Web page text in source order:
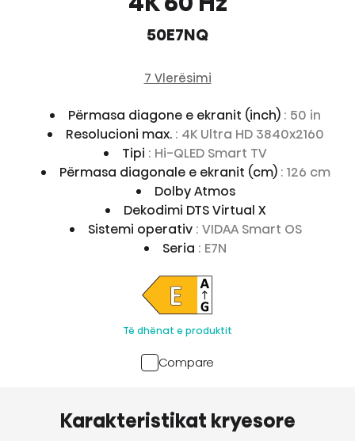
50E7NQ
7 Vlerësimi
Përmasa diagone e ekranit (inch) : 50 in
Resolucioni max. : 4K Ultra HD 3840x2160
Tipi : Hi-QLED Smart TV
Përmasa diagonale e ekranit (cm) : 126 cm
Dolby Atmos
Dekodimi DTS Virtual X
Sistemi operativ : VIDAA Smart OS
Seria : E7N
Të dhënat e produktit
Compare
Karakteristikat kryesore